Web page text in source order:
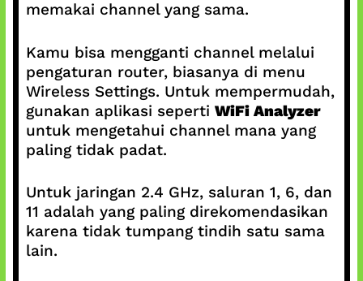
memakai channel yang sama.
Kamu bisa mengganti channel melalui
pengaturan router, biasanya di menu
Wireless Settings. Untuk mempermudah,
gunakan aplikasi seperti WiFi Analyzer
untuk mengetahui channel mana yang
paling tidak padat.
Untuk jaringan 2.4 GHz, saluran 1, 6, dan
11 adalah yang paling direkomendasikan
karena tidak tumpang tindih satu sama
lain.